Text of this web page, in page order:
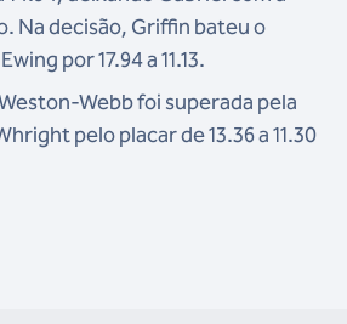
Na decisão, Griffin bateu o
por 17.94 a 11.13.
Webb foi superada pela
pelo placar de 13.36 a 11.30